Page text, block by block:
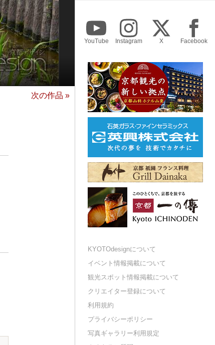
次の作品 »
YouTube Instagram X Facebook
KYOTOdesignについて
イベント情報掲載について
観光スポット情報掲載について
クリエイター登録について
利用規約
プライバシーポリシー
写真ギャラリー利用規定